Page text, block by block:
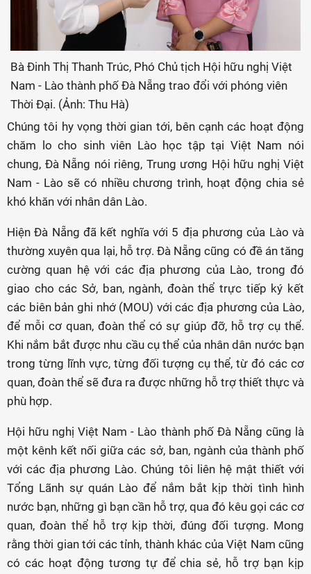
Bà Đinh Thị Thanh Trúc, Phó Chủ tịch Hội hữu nghị Việt
Nam - Lào thành phố Đà Nẵng trao đổi với phóng viên
Thời Đại. (Ảnh: Thu Hà)
Chúng tôi hy vọng thời gian tới, bên cạnh các hoạt động
chăm lo cho sinh viên Lào học tập tại Việt Nam nói
chung, Đà Nẵng nói riêng, Trung ương Hội hữu nghị Việt
Nam - Lào sẽ có nhiều chương trình, hoạt động chia sẻ
khó khăn với nhân dân Lào.
Hiện Đà Nẵng đã kết nghĩa với 5 địa phương của Lào và
thường xuyên qua lại, hỗ trợ. Đà Nẵng cũng có đề án tăng
cường quan hệ với các địa phương của Lào, trong đó
giao cho các Sở, ban, ngành, đoàn thể trực tiếp ký kết
các biên bản ghi nhớ (MOU) với các địa phương của Lào,
để mỗi cơ quan, đoàn thể có sự giúp đỡ, hỗ trợ cụ thể.
Khi nắm bắt được nhu cầu cụ thể của nhân dân nước bạn
trong từng lĩnh vực, từng đối tượng cụ thể, từ đó các cơ
quan, đoàn thể sẽ đưa ra được những hỗ trợ thiết thực và
phù hợp.
Hội hữu nghị Việt Nam - Lào thành phố Đà Nẵng cũng là
một kênh kết nối giữa các sở, ban, ngành của thành phố
với các địa phương Lào. Chúng tôi liên hệ mật thiết với
Tổng Lãnh sự quán Lào để nắm bắt kịp thời tình hình
nước bạn, những gì bạn cần hỗ trợ, qua đó kêu gọi các cơ
quan, đoàn thể hỗ trợ kịp thời, đúng đối tượng. Mong
rằng thời gian tới các tỉnh, thành khác của Việt Nam cũng
có các hoạt động tương tự để chia sẻ, hỗ trợ bạn kịp